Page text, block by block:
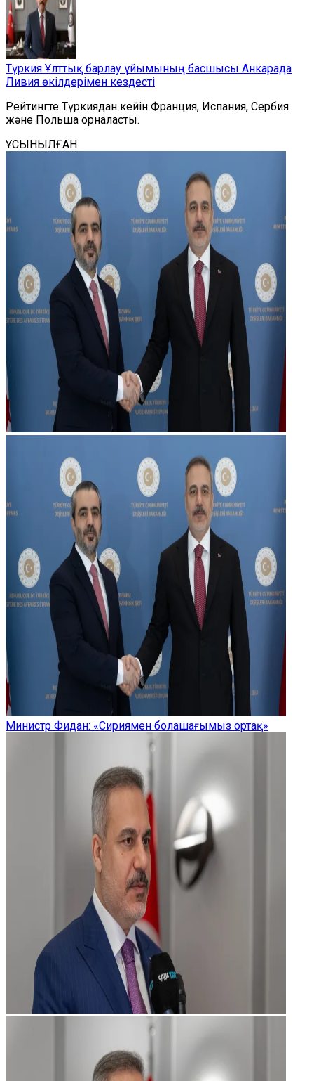
Түркия Ұлттық барлау ұйымының басшысы Анкарада
Ливия өкілдерімен кездесті
Рейтингте Түркиядан кейін Франция, Испания, Сербия
және Польша орналасты.
ҰСЫНЫЛҒАН
Министр Фидан: «Сириямен болашағымыз ортақ»